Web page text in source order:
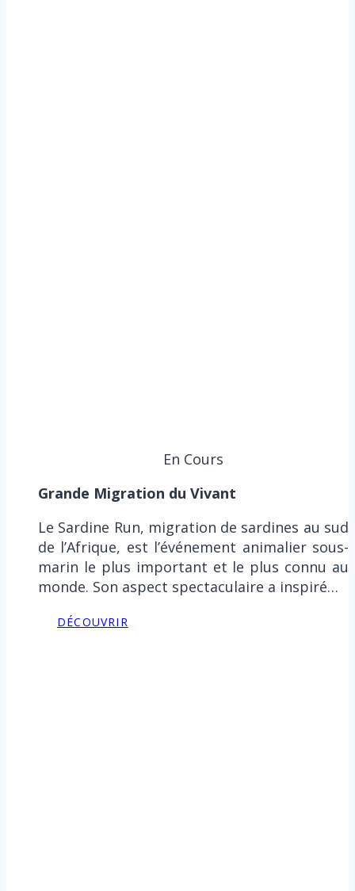
En Cours
Grande Migration du Vivant
Le Sardine Run, migration de sardines au sud
de l’Afrique, est l’événement animalier sous-
marin le plus important et le plus connu au
monde. Son aspect spectaculaire a inspiré…
DÉCOUVRIR